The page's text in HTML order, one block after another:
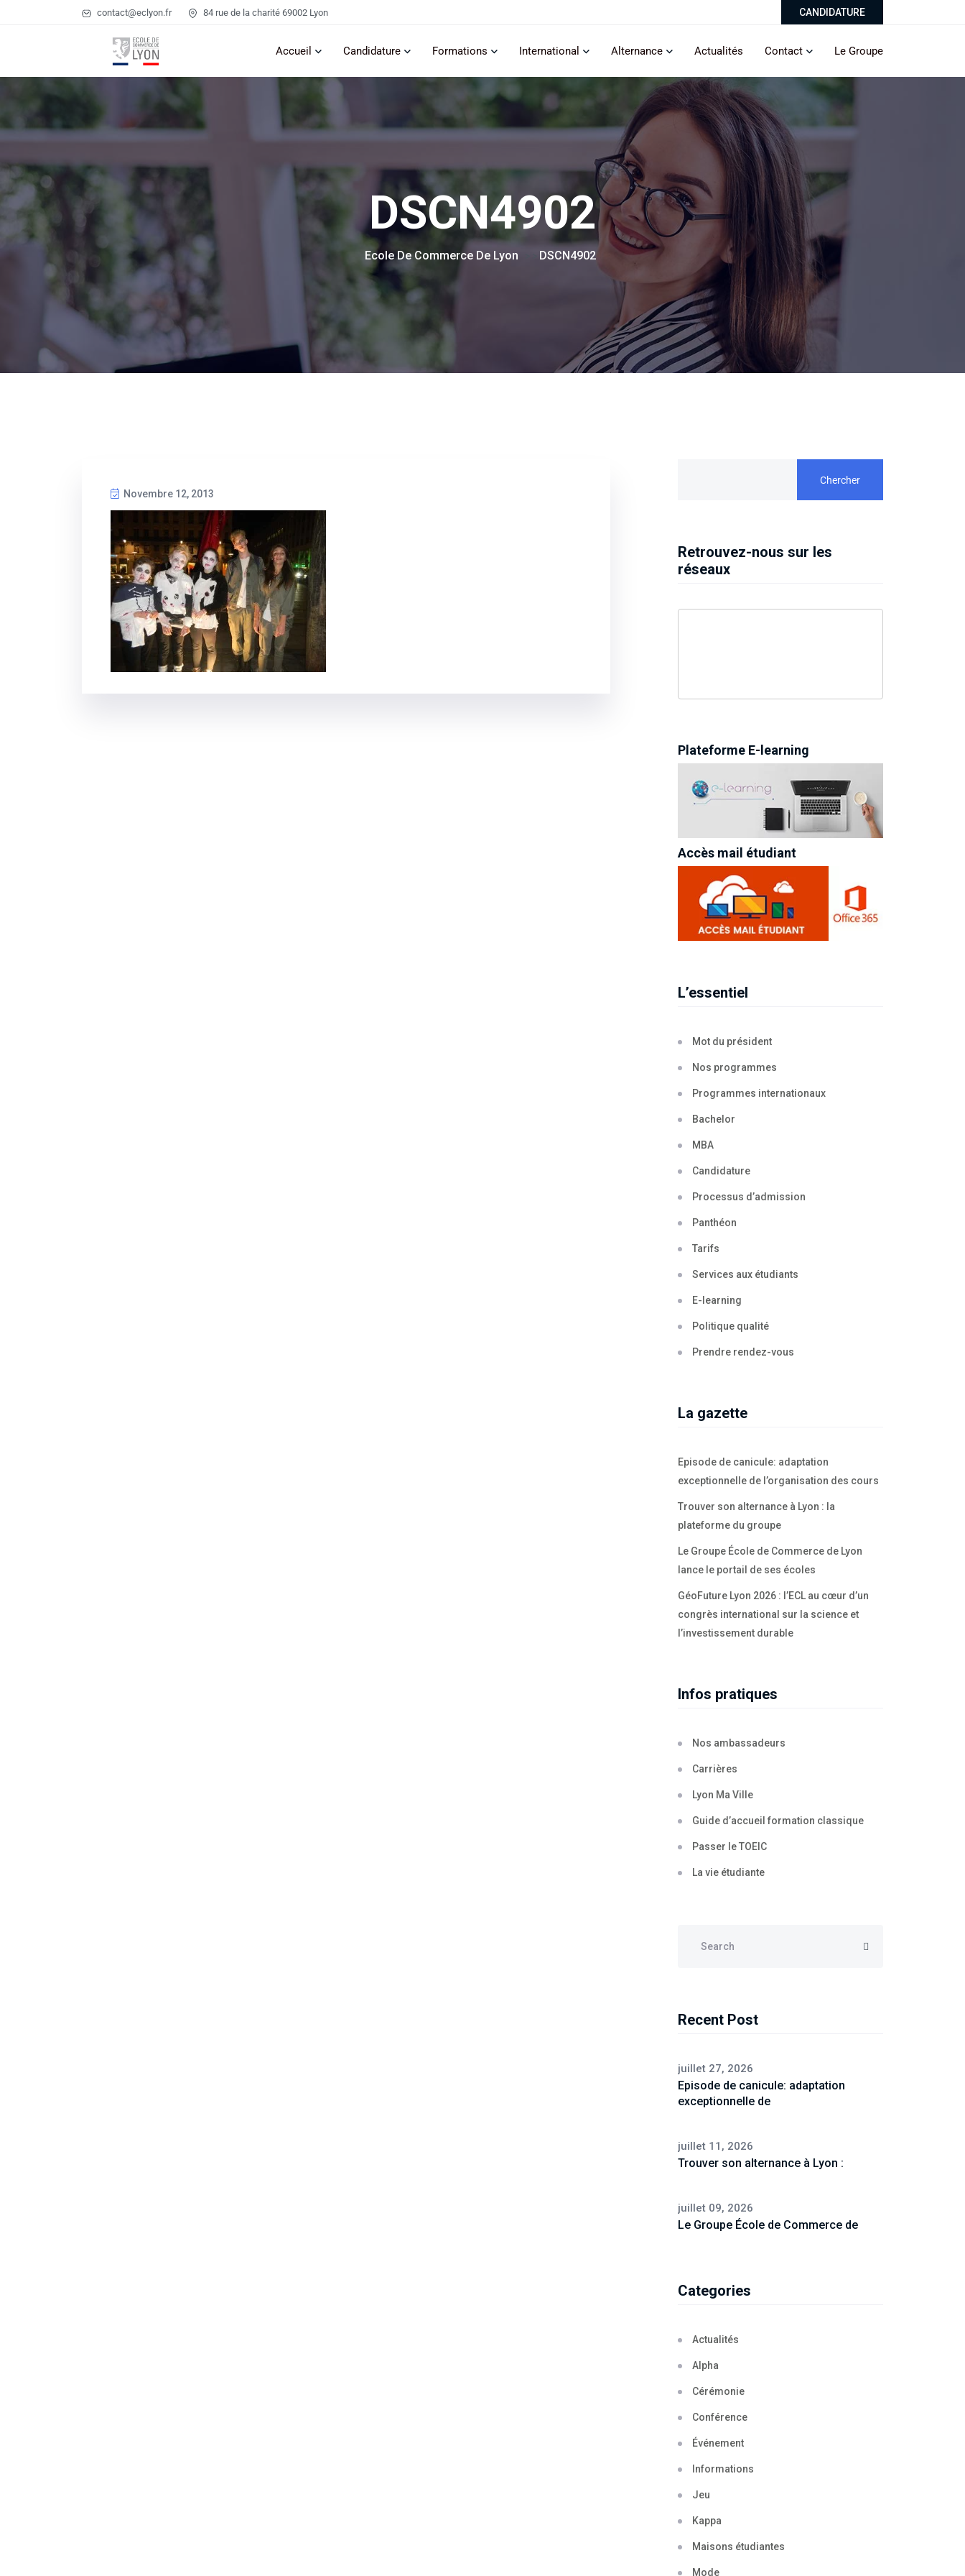
contact@eclyon.fr 84 rue de la charité 69002 Lyon CANDIDATURE
Accueil Candidature Formations International Alternance Actualités Contact Le Groupe
DSCN4902
Ecole De Commerce De Lyon DSCN4902
Novembre 12, 2013
Chercher
Retrouvez-nous sur les
réseaux
Plateforme E-learning
Accès mail étudiant
L’essentiel
Mot du président
Nos programmes
Programmes internationaux
Bachelor
MBA
Candidature
Processus d’admission
Panthéon
Tarifs
Services aux étudiants
E-learning
Politique qualité
Prendre rendez-vous
La gazette
Episode de canicule: adaptation
exceptionnelle de l’organisation des cours
Trouver son alternance à Lyon : la
plateforme du groupe
Le Groupe École de Commerce de Lyon
lance le portail de ses écoles
GéoFuture Lyon 2026 : l’ECL au cœur d’un
congrès international sur la science et
l’investissement durable
Infos pratiques
Nos ambassadeurs
Carrières
Lyon Ma Ville
Guide d’accueil formation classique
Passer le TOEIC
La vie étudiante
Recent Post
juillet 27, 2026
Episode de canicule: adaptation
exceptionnelle de
juillet 11, 2026
Trouver son alternance à Lyon :
juillet 09, 2026
Le Groupe École de Commerce de
Categories
Actualités
Alpha
Cérémonie
Conférence
Événement
Informations
Jeu
Kappa
Maisons étudiantes
Mode